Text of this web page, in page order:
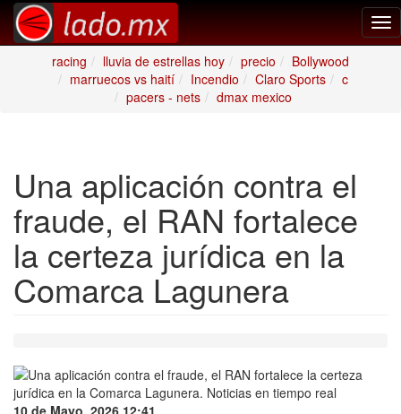
racing
lluvia de estrellas hoy precio
Bollywood
marruecos vs haití
Incendio Claro Sports
c
pacers - nets
dmax mexico
Una aplicación contra el
fraude, el RAN fortalece
la certeza jurídica en la
Comarca Lagunera
10 de Mayo, 2026 12:41